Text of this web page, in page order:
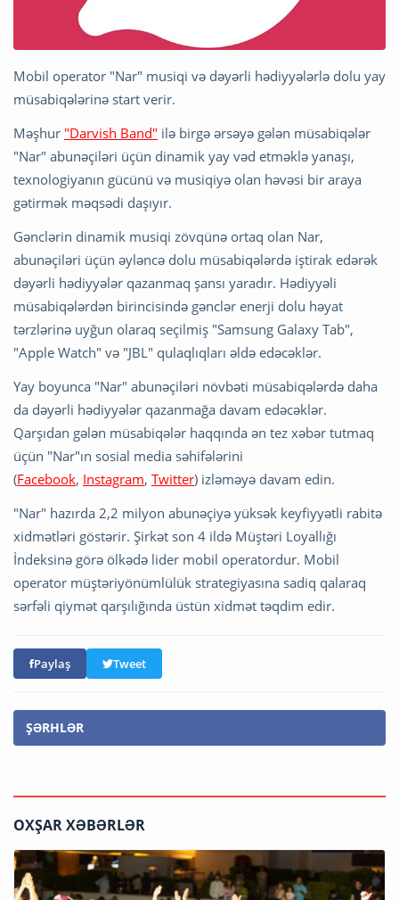
Mobil operator "Nar" musiqi və dəyərli hədiyyələrlə dolu yay
müsabiqələrinə start verir.
Məşhur "Darvish Band" ilə birgə ərsəyə gələn müsabiqələr
"Nar" abunəçiləri üçün dinamik yay vəd etməklə yanaşı,
texnologiyanın gücünü və musiqiyə olan həvəsi bir araya
gətirmək məqsədi daşıyır.
Gənclərin dinamik musiqi zövqünə ortaq olan Nar,
abunəçiləri üçün əyləncə dolu müsabiqələrdə iştirak edərək
dəyərli hədiyyələr qazanmaq şansı yaradır. Hədiyyəli
müsabiqələrdən birincisində gənclər enerji dolu həyat
tərzlərinə uyğun olaraq seçilmiş "Samsung Galaxy Tab",
"Apple Watch" və "JBL" qulaqlıqları əldə edəcəklər.
Yay boyunca "Nar" abunəçiləri növbəti müsabiqələrdə daha
da dəyərli hədiyyələr qazanmağa davam edəcəklər.
Qarşıdan gələn müsabiqələr haqqında ən tez xəbər tutmaq
üçün "Nar"ın sosial media səhifələrini
(Facebook, Instagram, Twitter) izləməyə davam edin.
"Nar" hazırda 2,2 milyon abunəçiyə yüksək keyfiyyətli rabitə
xidmətləri göstərir. Şirkət son 4 ildə Müştəri Loyallığı
İndeksinə görə ölkədə lider mobil operatordur. Mobil
operator müştəriyönümlülük strategiyasına sadiq qalaraq
sərfəli qiymət qarşılığında üstün xidmət təqdim edir.
Paylaş Tweet
ŞƏRHLƏR
OXŞAR XƏBƏRLƏR